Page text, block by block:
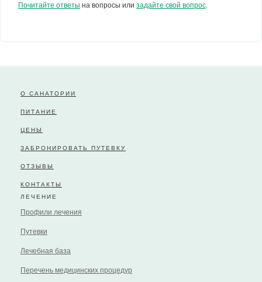
Почитайте ответы на вопросы или задайте свой вопрос
О САНАТОРИИ
ПИТАНИЕ
ЦЕНЫ
ЗАБРОНИРОВАТЬ ПУТЕВКУ
ОТЗЫВЫ
КОНТАКТЫ
ЛЕЧЕНИЕ
Профили лечения
Путевки
Лечебная база
Перечень медицинских процедур